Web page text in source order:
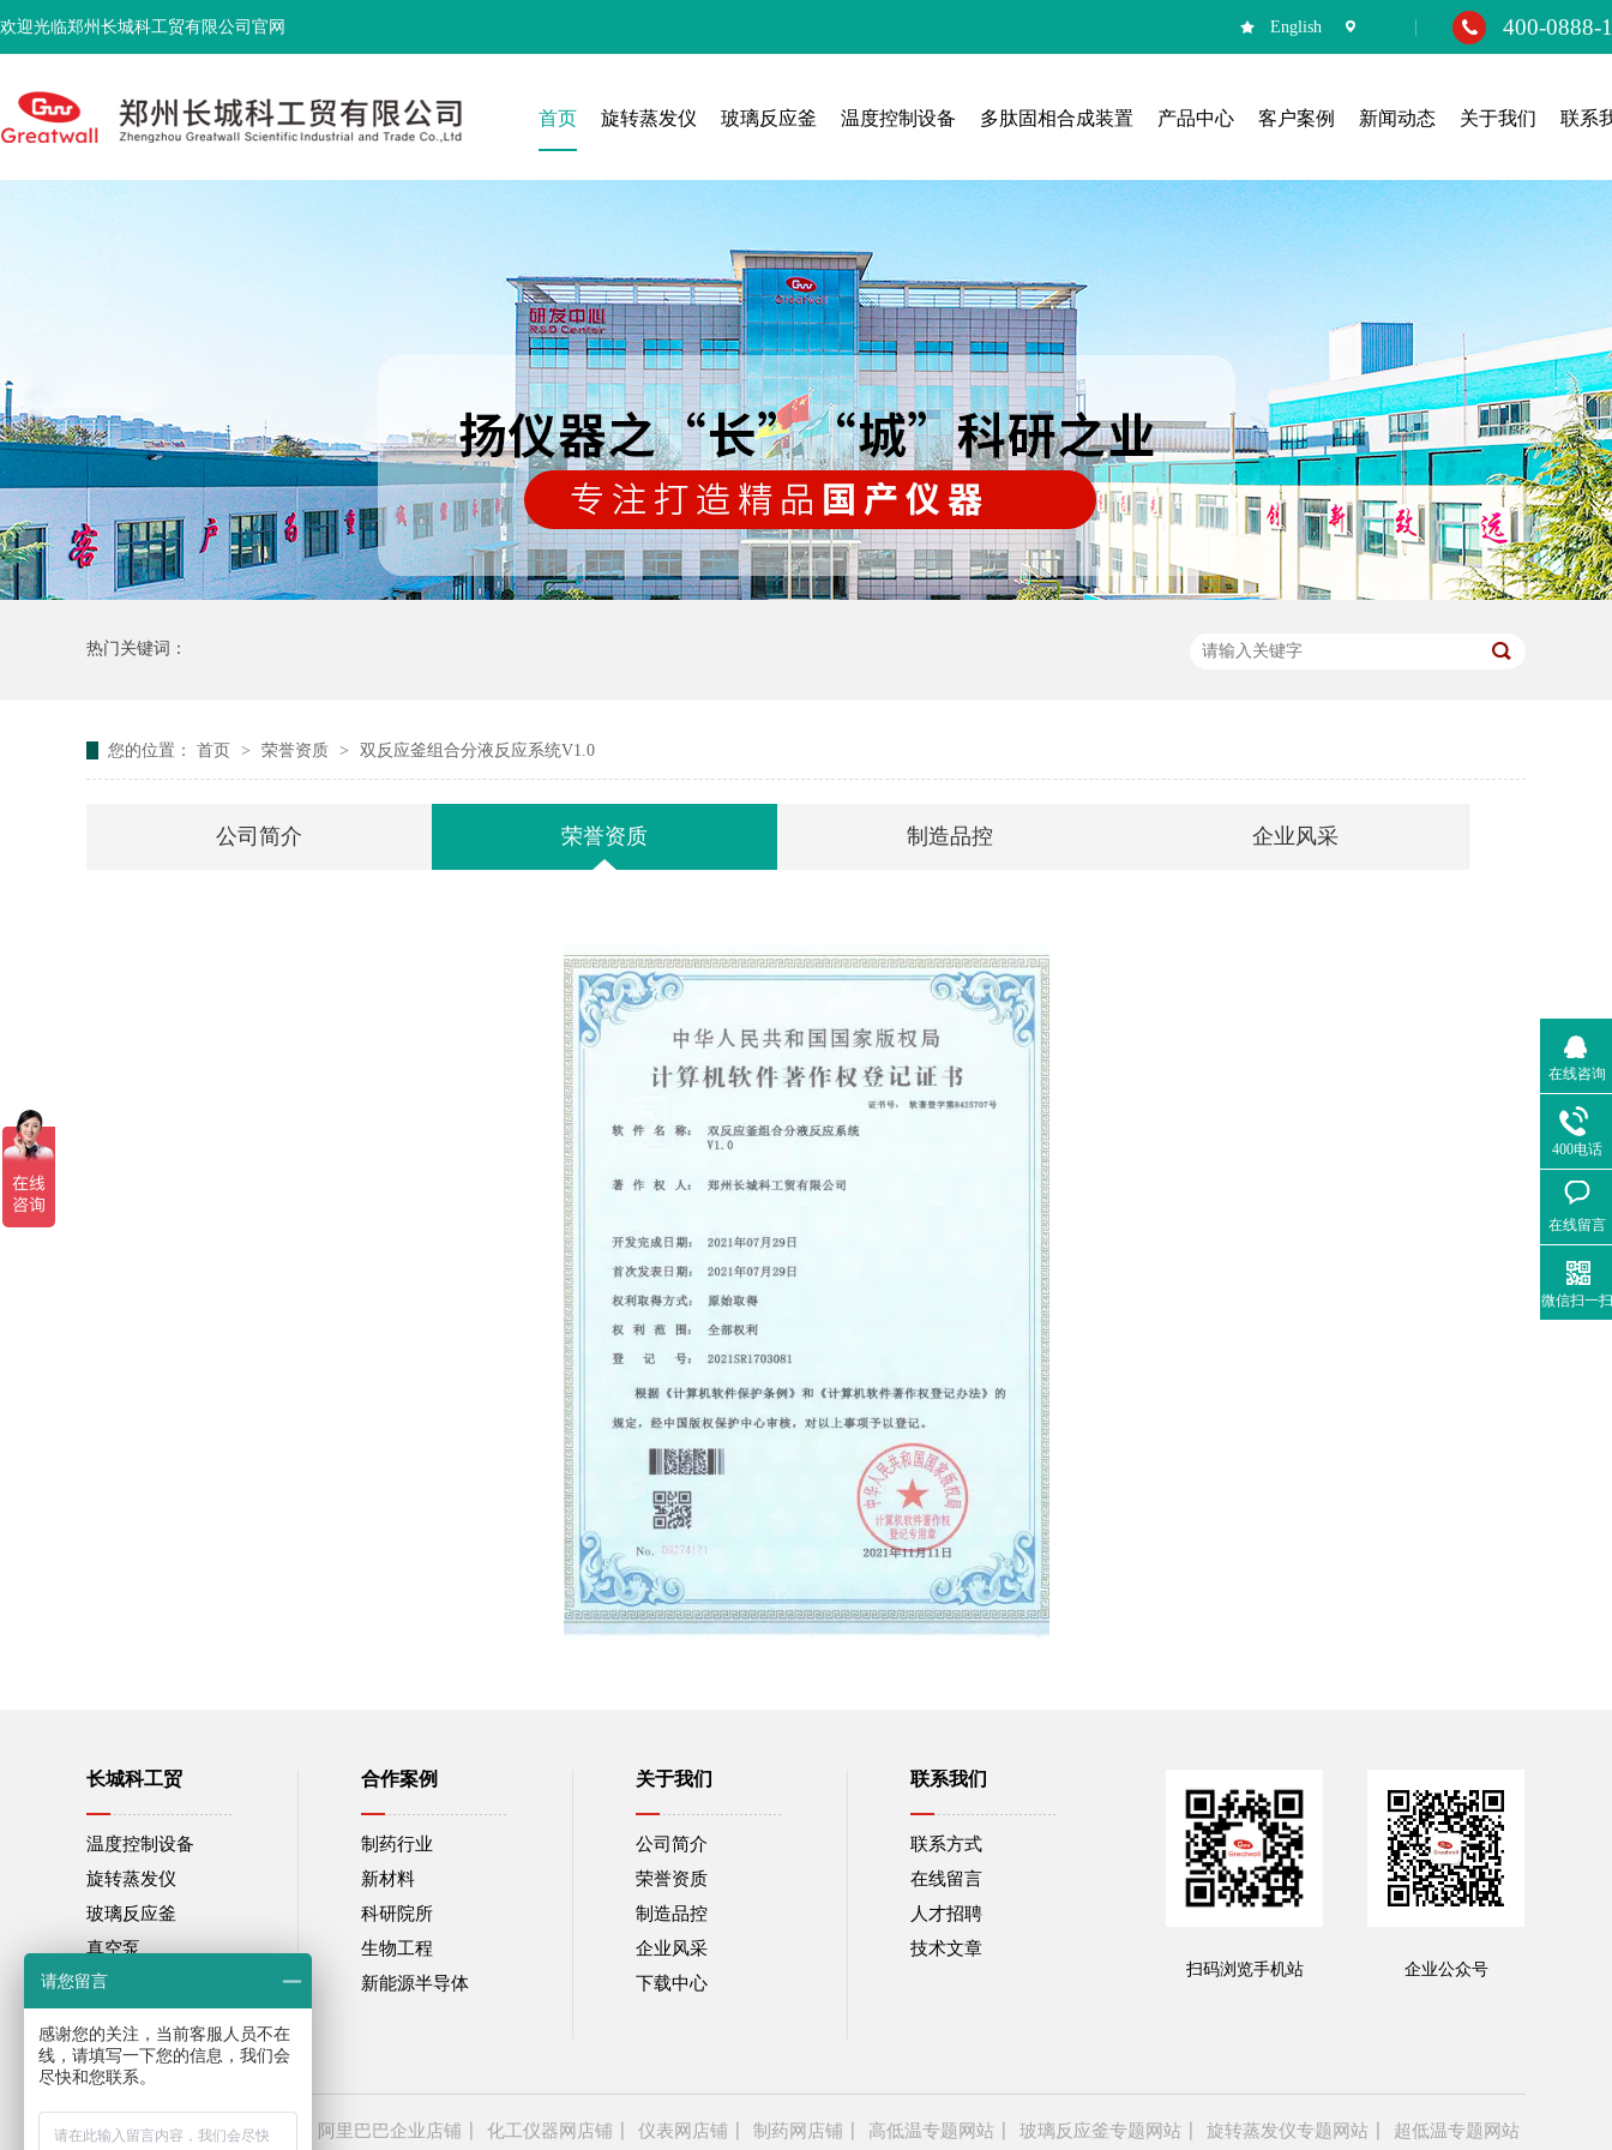
English 400-0888-
欢迎光临郑州长城科工贸有限公司官网
首页 旋转蒸发仪 玻璃反应釜 温度控制设备 多肽固相合成装置 产品中心 客户案例 新闻动态 关于我们 联系
热门关键词：
您的位置： 首页 > 荣誉资质 > 双反应釜组合分液反应系统V1.0
公司简介 荣誉资质 制造品控 企业风采
长城科工贸
温度控制设备
旋转蒸发仪
玻璃反应釜
真空泵
搅拌器
合作案例
制药行业
新材料
科研院所
生物工程
新能源半导体
关于我们
公司简介
荣誉资质
制造品控
企业风采
下载中心
联系我们
联系方式
在线留言
人才招聘
技术文章
扫码浏览手机站 企业公众号
友情链接： 淘宝网企业店铺 阿里巴巴企业店铺 化工仪器网店铺 仪表网店铺 制药网店铺 高低温专题网站 玻璃反应釜专题网站 旋转蒸发仪专题网站 超低温专题网站
在线咨询
400电话
在线留言
微信扫一扫
请您留言
感谢您的关注，当前客服人员不在
线，请填写一下您的信息，我们会
尽快和您联系。